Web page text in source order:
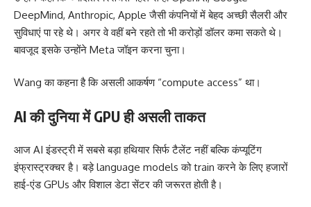
DeepMind, Anthropic, Apple जैसी कंपनियों में बेहद अच्छी सैलरी और
सुविधाएं पा रहे थे। अगर वे वहीं बने रहते तो भी करोड़ों डॉलर कमा सकते थे।
बावजूद इसके उन्होंने Meta जॉइन करना चुना।
Wang का कहना है कि असली आकर्षण “compute access” था।
AI की दुनिया में GPU ही असली ताकत
आज AI इंडस्ट्री में सबसे बड़ा हथियार सिर्फ टैलेंट नहीं बल्कि कंप्यूटिंग
इंफ्रास्ट्रक्चर है। बड़े language models को train करने के लिए हजारों
हाई-एंड GPUs और विशाल डेटा सेंटर की जरूरत होती है।